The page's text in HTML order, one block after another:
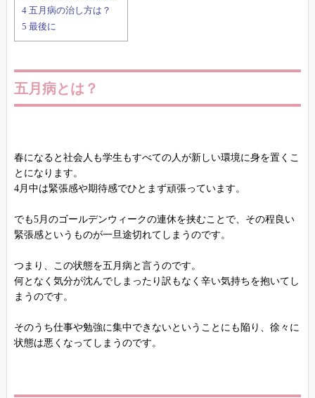
4五月病の治し方は？
5 最後に
五月病とは？
春になると社会人も学生もすべての人が新しい環境に身を置くこ
とになります。
4月中は緊張感や期待感でひとまず頑張っています。
でも5月のゴールデンウィークの連休を挟むことで、その程良い
緊張感というものが一旦途切れてしまうのです。
つまり、この状態を五月病と言うのです。
何となく気分が沈んでしまったり訳もなく辛い気持ちを抱いてし
まうのです。
そのうち仕事や勉強に集中できないということにも陥り、徐々に
状態は悪くなってしまうのです。